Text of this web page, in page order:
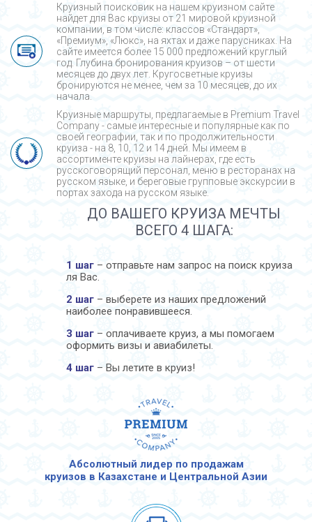
Круизный поисковик на нашем круизном сайте
найдет для Вас круизы от 21 мировой круизной
компании, в том числе: классов «Стандарт»,
«Премиум», «Люкс», на яхтах и даже парусниках. На
сайте имеется более 15 000 предложений круглый
год. Глубина бронирования круизов – от шести
месяцев до двух лет. Кругосветные круизы
бронируются не менее, чем за 10 месяцев, до их
начала.
Круизные маршруты, предлагаемые в Premium Travel
Company - cамые интересные и популярные как по
своей географии, так и по продолжительности
круиза - на 8, 10, 12 и 14 дней. Мы имеем в
ассортименте круизы на лайнерах, где есть
русскоговорящий персонал, меню в ресторанах на
русском языке, и береговые групповые экскурсии в
портах захода на русском языке.
ДО ВАШЕГО КРУИЗА МЕЧТЫ
ВСЕГО 4 ШАГА:
1 шаг – отправьте нам запрос на поиск круиза
ля Вас.
2 шаг – выберете из наших предложений
наиболее понравившееся.
3 шаг – оплачиваете круиз, а мы помогаем
оформить визы и авиабилеты.
4 шаг – Вы летите в круиз!
Абсолютный лидер по продажам
круизов в Казахстане и Центральной Азии